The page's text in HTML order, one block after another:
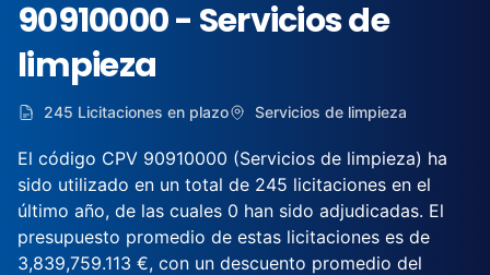
90910000 - Servicios de
limpieza
245 Licitaciones en plazo Servicios de limpieza
El código CPV 90910000 (Servicios de limpieza) ha
sido utilizado en un total de 245 licitaciones en el
último año, de las cuales 0 han sido adjudicadas. El
presupuesto promedio de estas licitaciones es de
3,839,759.113 €, con un descuento promedio del